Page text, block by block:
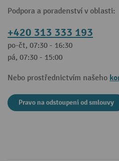
Podpora a poradenství v oblasti:
+420 313 333 193
po-čt, 07:30 - 16:30
pá, 07:30 - 15:00
Nebo prostřednictvím našeho
Pravo na odstoupeni od smlouvy